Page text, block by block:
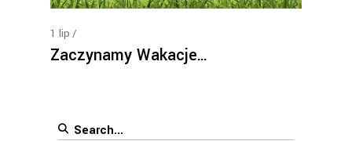
1 lip
Zaczynamy Wakacje…
Search